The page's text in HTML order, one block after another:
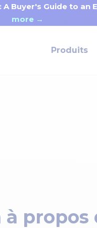
Buyer's Guide to
more →
Produits
propos